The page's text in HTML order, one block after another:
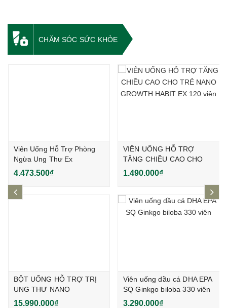
CHĂM SÓC SỨC KHỎE
Viên Uống Hỗ Trợ Phòng
Ngừa Ung Thư Ex
Fucoidan Nhật Bản
4.473.500₫
BỘT UỐNG HỖ TRỢ TRỊ
UNG THƯ NANO
FUCOIDAN KENGEN THẾ
15.990.000₫
VIÊN UỐNG HỖ TRỢ
TĂNG CHIỀU CAO CHO
TRẺ NANO GROWTH
1.490.000₫
Viên uống dầu cá DHA EPA
SQ Ginkgo biloba 330 viên
3.290.000₫